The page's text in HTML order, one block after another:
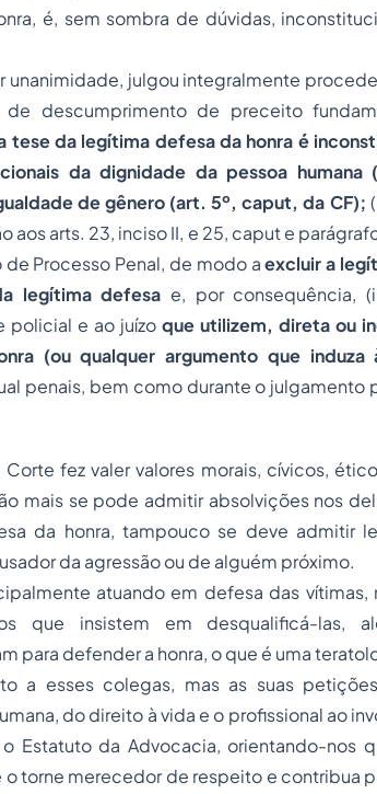
é, sem sombra de dúvidas,
unanimidade, julgou integralmente
de descumprimento de preceito
tese da legítima defesa da honra é
da dignidade da pessoa
de gênero (art. 5º, caput, da CF);
aos arts. 23, inciso II, e 25, caput e
Processo Penal, de modo aexcluir a
legítima defesa e, por consequência,
policial e ao juízo que utilizem, direta ou
(ou qualquer argumento que induza
penais, bem como durante o julgamento
fez valer valores morais, cívicos,
mais se pode admitir absolvições nos
da honra, tampouco se deve admitir
da agressão ou de alguém próximo.
atuando em defesa das
que insistem em desqualificá-las,
para defender a honra, o que é uma
a esses colegas, mas as suas
do direito à vida e o profissional ao
Estatuto da Advocacia, orientando-nos
torne merecedor de respeito e contribua